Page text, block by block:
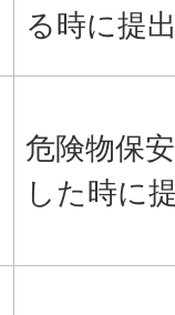
る時に提
危険物保
した時に